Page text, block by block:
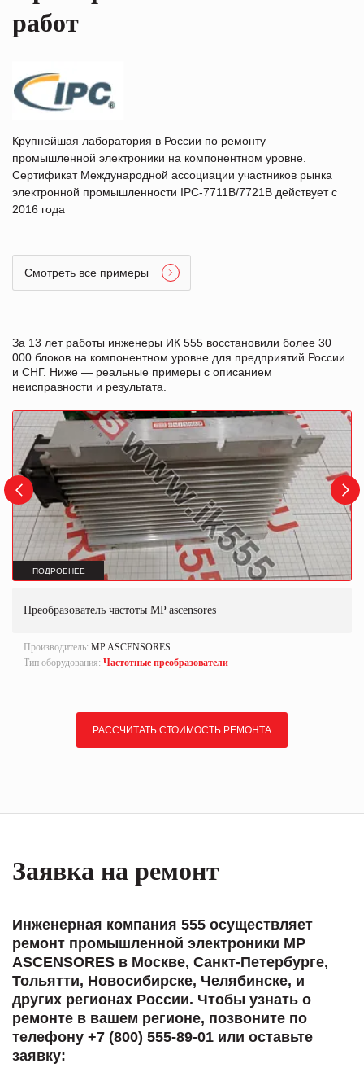
работ
Крупнейшая лаборатория в России по ремонту
промышленной электроники на компонентном уровне.
Сертификат Международной ассоциации участников рынка
электронной промышленности IPC-7711B/7721B действует с
2016 года
Смотреть все примеры
За 13 лет работы инженеры ИК 555 восстановили более 30
000 блоков на компонентном уровне для предприятий России
и СНГ. Ниже — реальные примеры с описанием
неисправности и результата.
ПОДРОБНЕЕ
Преобразователь частоты MP ascensores
Производитель: MP ASCENSORES
Тип оборудования: Частотные преобразователи
РАССЧИТАТЬ СТОИМОСТЬ РЕМОНТА
Заявка на ремонт
Инженерная компания 555 осуществляет
ремонт промышленной электроники MP
ASCENSORES в Москве, Санкт-Петербурге,
Тольятти, Новосибирске, Челябинске, и
других регионах России. Чтобы узнать о
ремонте в вашем регионе, позвоните по
телефону +7 (800) 555-89-01 или оставьте
заявку: